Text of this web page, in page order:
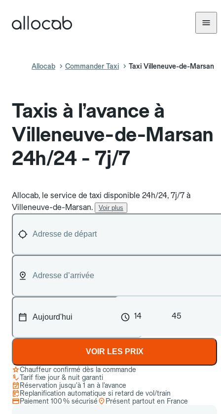
Allocab Commander Taxi Taxi Villeneuve-de-Marsan
Taxis à l’avance à
Villeneuve-de-Marsan
24h/24 - 7j/7
Allocab, le service de taxi disponible 24h/24, 7j/7 à
Villeneuve-de-Marsan.
Voir plus
14 45
VOIR LES PRIX
Chauffeur confirmé dès la commande
Tarif fixe jour & nuit garanti
Réservation jusqu’à 1 an à l’avance
Replanification automatique si retard de vol/train
Paiement 100 % sécurisé
Présent partout en France